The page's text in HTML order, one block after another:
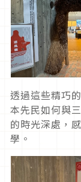
透過這些精巧
本先民如何與
的時光深處，
學。